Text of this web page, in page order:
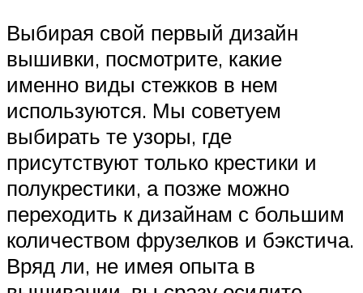
Выбирая свой первый дизайн
вышивки, посмотрите, какие
именно виды стежков в нем
используются. Мы советуем
выбирать те узоры, где
присутствуют только крестики и
полукрестики, а позже можно
переходить к дизайнам с большим
количеством фрузелков и бэкстича.
Вряд ли, не имея опыта в